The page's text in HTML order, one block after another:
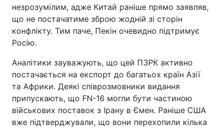
незрозумілим, адже Китай раніше прямо заявляв,
що не постачатиме зброю жодній зі сторін
конфлікту. Тим паче, Пекін очевидно підтримує
Росію.
Аналітики зауважують, що цей ПЗРК активно
постачається на експорт до багатьох країн Азії
та Африки. Деякі співрозмовники видання
припускають, що FN-16 могли бути частиною
військових поставок з Ірану в Ємен. Раніше США
вже підтверджували, що вони перехопили кілька